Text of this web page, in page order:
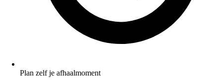
Plan zelf je afhaalmoment